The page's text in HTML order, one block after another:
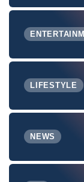
LIFESTYLE
NEWS